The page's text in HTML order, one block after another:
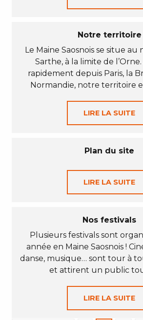
Notre territoire
Le Maine Saosnois se situe au
Sarthe, à la limite de
rapidement depuis Paris, la
Normandie, notre territoire
LIRE LA SUITE
Plan du site
LIRE LA SUITE
Nos festivals
Plusieurs festivals sont
année en Maine Saosnois !
danse, musique… sont tour à
et attirent un public
LIRE LA SUITE